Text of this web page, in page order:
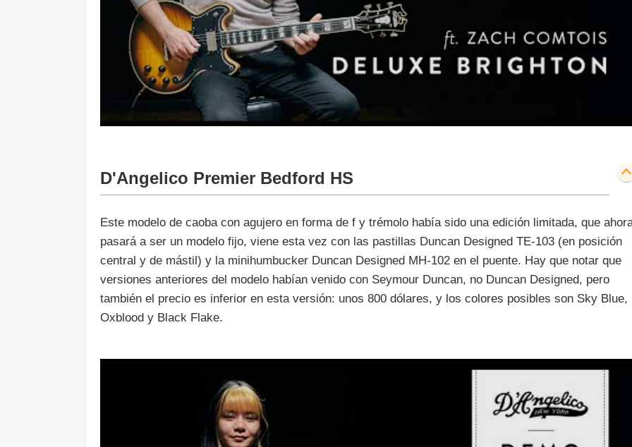
D'Angelico Premier Bedford HS
Este modelo de caoba con agujero en forma de f y trémolo había sido una edición limitada, que
pasará a ser un modelo fijo, viene esta vez con las pastillas Duncan Designed TE-103 (en posición
central y de mástil) y la minihumbucker Duncan Designed MH-102 en el puente. Hay que notar que
versiones anteriores del modelo habían venido con Seymour Duncan, no Duncan Designed, pero
también el precio es inferior en esta versión: unos 800 dólares, y los colores posibles son Sky Blue,
Oxblood y Black Flake.